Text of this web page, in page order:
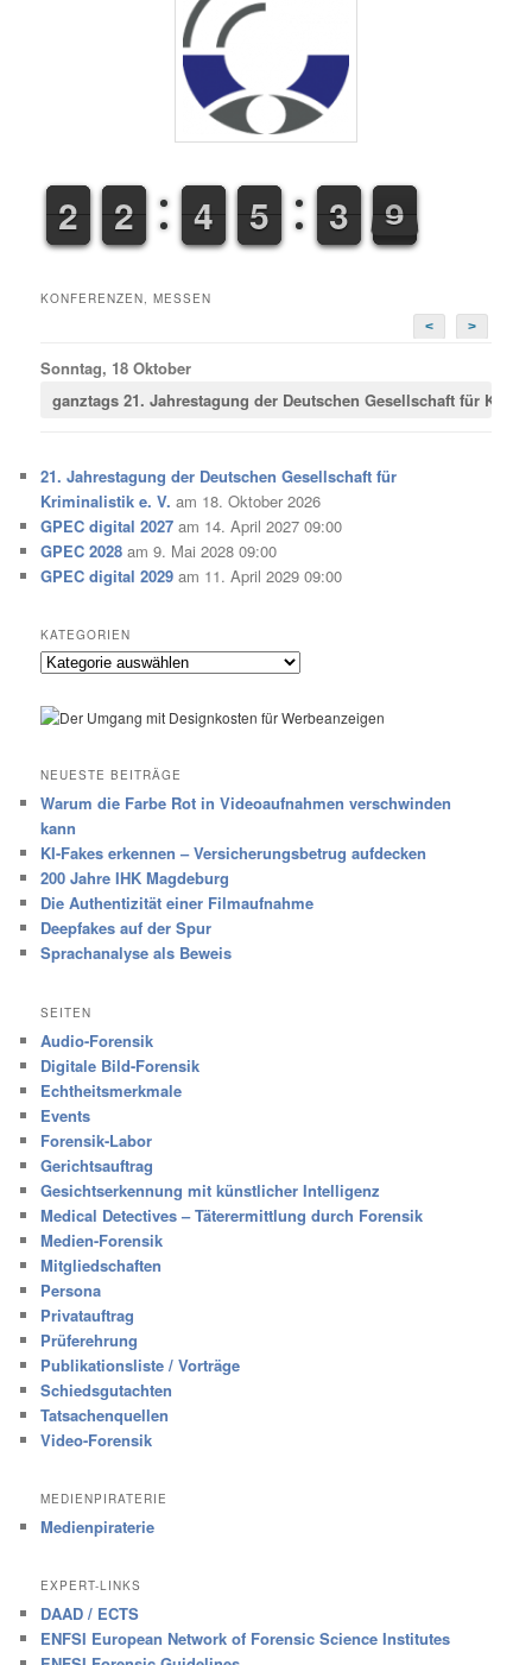
1
1
2
2 1
1
2
2 3
3
4
4 4
4
5
5 3
3
4 9
9
0
KONFERENZEN, MESSEN
<
>
Sonntag, 18 Oktober
ganztags21. Jahrestagung der Deutschen Gesellschaft für
21. Jahrestagung der Deutschen Gesellschaft für
Kriminalistik e. V. am 18. Oktober 2026
GPEC digital 2027 am 14. April 2027 09:00
GPEC 2028 am 9. Mai 2028 09:00
GPEC digital 2029 am 11. April 2029 09:00
KATEGORIEN
Kategorien
NEUESTE BEITRÄGE
Warum die Farbe Rot in Videoaufnahmen verschwinden
kann
KI-Fakes erkennen – Versicherungsbetrug aufdecken
200 Jahre IHK Magdeburg
Die Authentizität einer Filmaufnahme
Deepfakes auf der Spur
Sprachanalyse als Beweis
SEITEN
Audio-Forensik
Digitale Bild-Forensik
Echtheitsmerkmale
Events
Forensik-Labor
Gerichtsauftrag
Gesichtserkennung mit künstlicher Intelligenz
Medical Detectives – Täterermittlung durch Forensik
Medien-Forensik
Mitgliedschaften
Persona
Privatauftrag
Prüferehrung
Publikationsliste / Vorträge
Schiedsgutachten
Tatsachenquellen
Video-Forensik
MEDIENPIRATERIE
Medienpiraterie
EXPERT-LINKS
DAAD / ECTS
ENFSI European Network of Forensic Science Institutes